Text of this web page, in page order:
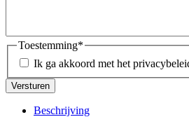
Toestemming*
Ik ga akkoord met het
Beschrijving